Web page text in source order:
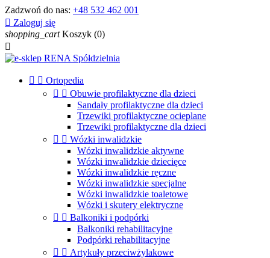
Zadzwoń do nas: +48 532 462 001
 Zaloguj się
shopping_cart Koszyk (0)

  Ortopedia
  Obuwie profilaktyczne dla dzieci
Sandały profilaktyczne dla dzieci
Trzewiki profilaktyczne ocieplane
Trzewiki profilaktyczne dla dzieci
  Wózki inwalidzkie
Wózki inwalidzkie aktywne
Wózki inwalidzkie dziecięce
Wózki inwalidzkie ręczne
Wózki inwalidzkie specjalne
Wózki inwalidzkie toaletowe
Wózki i skutery elektryczne
  Balkoniki i podpórki
Balkoniki rehabilitacyjne
Podpórki rehabilitacyjne
  Artykuły przeciwżylakowe